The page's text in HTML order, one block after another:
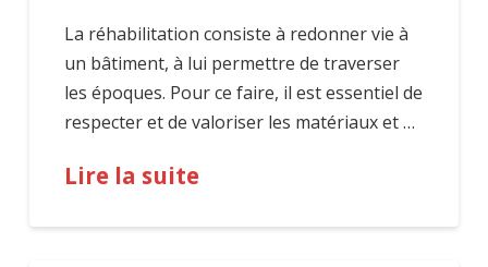
La réhabilitation consiste à redonner vie à
un bâtiment, à lui permettre de traverser
les époques. Pour ce faire, il est essentiel de
respecter et de valoriser les matériaux et …
Lire la suite